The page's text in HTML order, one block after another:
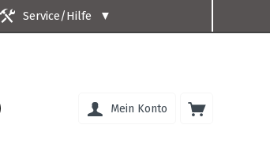
Service/Hilfe ▼
Mein Konto